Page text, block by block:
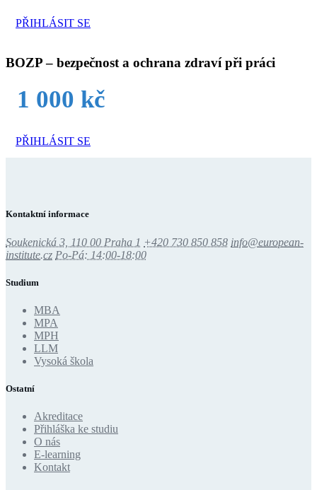
PŘIHLÁSIT SE
BOZP – bezpečnost a ochrana zdraví při práci
1 000 kč
PŘIHLÁSIT SE
Kontaktní informace
Soukenická 3, 110 00 Praha 1 +420 730 850 858 info@european-
institute.cz Po-Pá: 14:00-18:00
Studium
MBA
MPA
MPH
LLM
Vysoká škola
Ostatní
Akreditace
Přihláška ke studiu
O nás
E-learning
Kontakt